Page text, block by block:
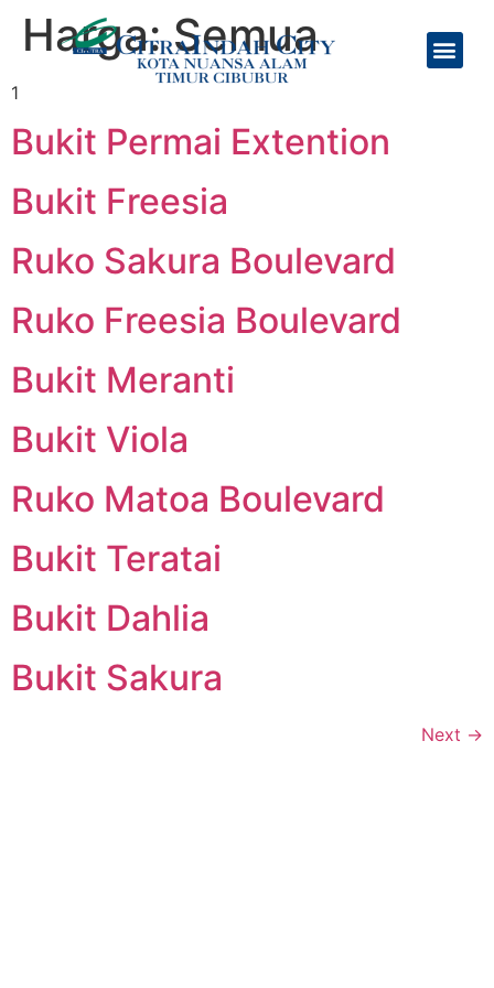
Harga:Semua
1
Bukit Permai Extention
Bukit Freesia
Ruko Sakura Boulevard
Ruko Freesia Boulevard
Bukit Meranti
Bukit Viola
Ruko Matoa Boulevard
Bukit Teratai
Bukit Dahlia
Bukit Sakura
Next →